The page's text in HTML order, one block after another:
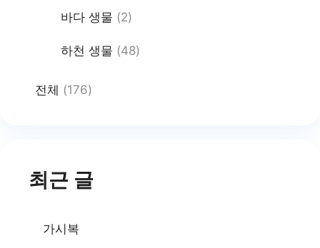
바다 생물 (2)
하천 생물 (48)
전체 (176)
최근 글
가시복